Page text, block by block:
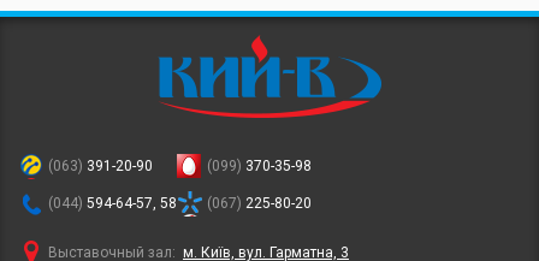
(063) 391-20-90
(044) 594-64-57, 58
(099) 370-35-98
(067) 225-80-20
Выставочный зал: м. Київ, вул. Гарматна, 3